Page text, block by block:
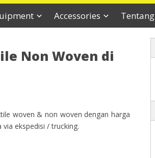
Accessories Tentang
Non Woven di
woven & non woven dengan harga
ekspedisi / trucking.